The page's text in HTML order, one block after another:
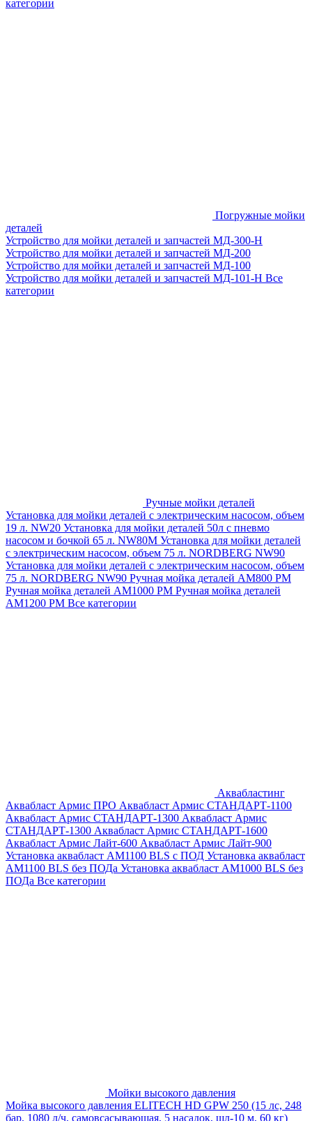
категории
Погружные мойки
деталей
Устройство для мойки деталей и запчастей МД-300-H
Устройство для мойки деталей и запчастей МД-200
Устройство для мойки деталей и запчастей МД-100
Устройство для мойки деталей и запчастей МД-101-Н Все
категории
Ручные мойки деталей
Установка для мойки деталей с электрическим насосом, объем
19 л. NW20 Установка для мойки деталей 50л с пневмо
насосом и бочкой 65 л. NW80M Установка для мойки деталей
с электрическим насосом, объем 75 л. NORDBERG NW90
Установка для мойки деталей с электрическим насосом, объем
75 л. NORDBERG NW90 Ручная мойка деталей АМ800 РМ
Ручная мойка деталей АМ1000 РМ Ручная мойка деталей
АМ1200 РМ Все категории
Аквабластинг
Аквабласт Армис ПРО Аквабласт Армис СТАНДАРТ-1100
Аквабласт Армис СТАНДАРТ-1300 Аквабласт Армис
СТАНДАРТ-1300 Аквабласт Армис СТАНДАРТ-1600
Аквабласт Армис Лайт-600 Аквабласт Армис Лайт-900
Установка аквабласт AM1100 BLS с ПОД Установка аквабласт
AM1100 BLS без ПОДа Установка аквабласт AM1000 BLS без
ПОДа Все категории
Мойки высокого давления
Мойка высокого давления ELITECH HD GPW 250 (15 лс, 248
бар, 1080 л/ч, самовсасывающая, 5 насадок, шл-10 м, 60 кг)